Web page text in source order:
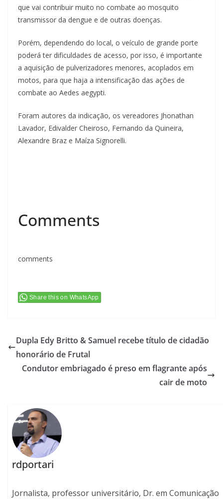
que vai contribuir muito no combate ao mosquito
transmissor da dengue e de outras doenças.
Porém, dependendo do local, o veículo de grande porte
poderá ter dificuldades de acesso, por isso, é importante
a aquisição de pulverizadores menores, acoplados em
motos, para que haja a intensificação das ações de
combate ao Aedes aegypti.
Foram autores da indicação, os vereadores Jhonathan
Lavador, Edivalder Cheiroso, Fernando da Quineira,
Alexandre Braz e Maíza Signorelli.
Comments
comments
Share this on WhatsApp
Dupla Edy Britto & Samuel recebe título de cidadão
honorário de Frutal
Condutor embriagado é preso em flagrante após
cair de moto
rdportari
Jornalista, professor universitário, Dr. em Comunicação